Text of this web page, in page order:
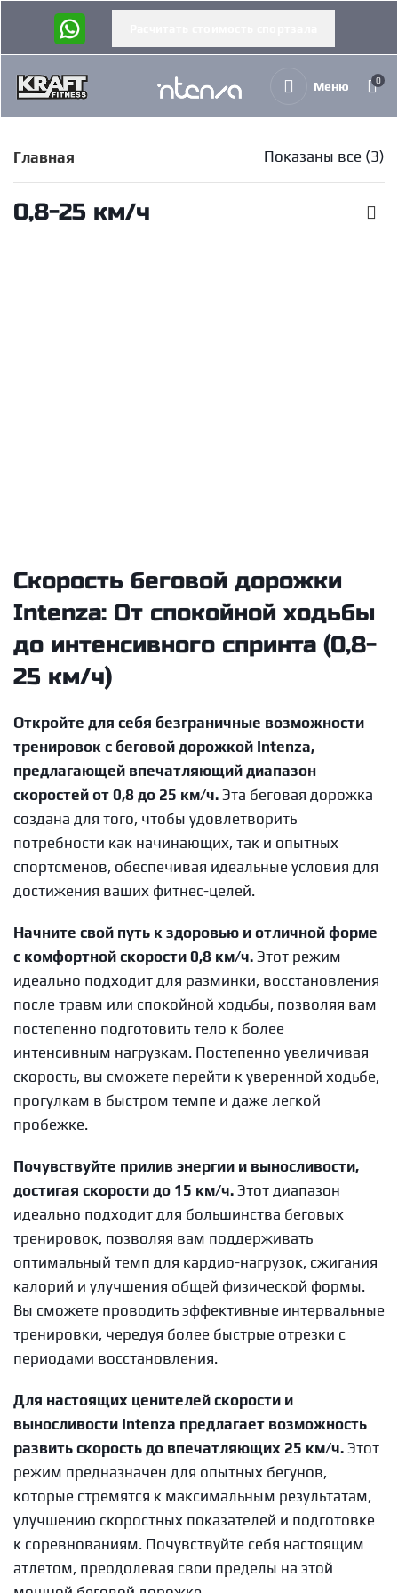
Меню 0
Главная Показаны все (3)
0,8-25 км/ч
Скорость беговой дорожки
Intenza: От спокойной ходьбы
до интенсивного спринта (0,8-
25 км/ч)
Откройте для себя безграничные возможности
тренировок с беговой дорожкой Intenza,
предлагающей впечатляющий диапазон
скоростей от 0,8 до 25 км/ч. Эта беговая дорожка
создана для того, чтобы удовлетворить
потребности как начинающих, так и опытных
спортсменов, обеспечивая идеальные условия для
достижения ваших фитнес-целей.
Начните свой путь к здоровью и отличной форме
с комфортной скорости 0,8 км/ч. Этот режим
идеально подходит для разминки, восстановления
после травм или спокойной ходьбы, позволяя вам
постепенно подготовить тело к более
интенсивным нагрузкам. Постепенно увеличивая
скорость, вы сможете перейти к уверенной ходьбе,
прогулкам в быстром темпе и даже легкой
пробежке.
Почувствуйте прилив энергии и выносливости,
достигая скорости до 15 км/ч. Этот диапазон
идеально подходит для большинства беговых
тренировок, позволяя вам поддерживать
оптимальный темп для кардио-нагрузок, сжигания
калорий и улучшения общей физической формы.
Вы сможете проводить эффективные интервальные
тренировки, чередуя более быстрые отрезки с
периодами восстановления.
Для настоящих ценителей скорости и
выносливости Intenza предлагает возможность
развить скорость до впечатляющих 25 км/ч. Этот
режим предназначен для опытных бегунов,
которые стремятся к максимальным результатам,
улучшению скоростных показателей и подготовке
к соревнованиям. Почувствуйте себя настоящим
атлетом, преодолевая свои пределы на этой